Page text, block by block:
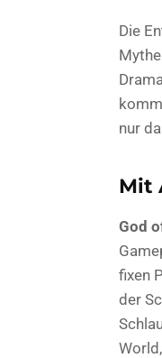
Die
nur
Mit
God
fixen
der